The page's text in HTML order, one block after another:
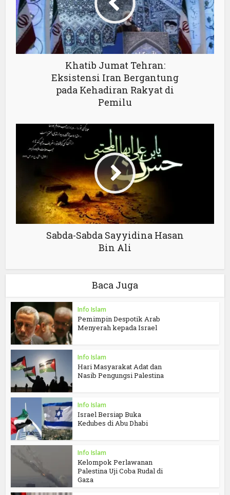
Khatib Jumat Tehran:
Eksistensi Iran Bergantung
pada Kehadiran Rakyat di
Pemilu
Sabda-Sabda Sayyidina Hasan
Bin Ali
Baca Juga
Info Islam
Pemimpin Despotik Arab
Menyerah kepada Israel
Info Islam
Hari Masyarakat Adat dan
Nasib Pengungsi Palestina
Info Islam
Israel Bersiap Buka
Kedubes di Abu Dhabi
Info Islam
Kelompok Perlawanan
Palestina Uji Coba Rudal di
Gaza